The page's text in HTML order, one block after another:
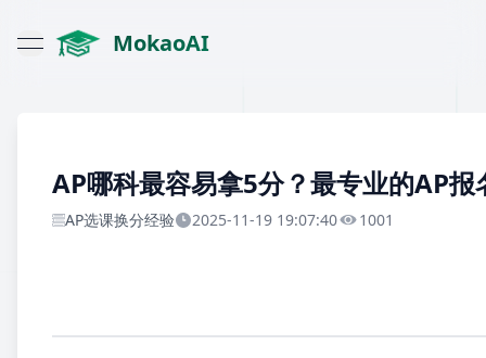
open navigation menu
MokaoAI
AP哪科最容易拿5分？最专业的AP报
AP选课换分经验 2025-11-19 19:07:40 1001